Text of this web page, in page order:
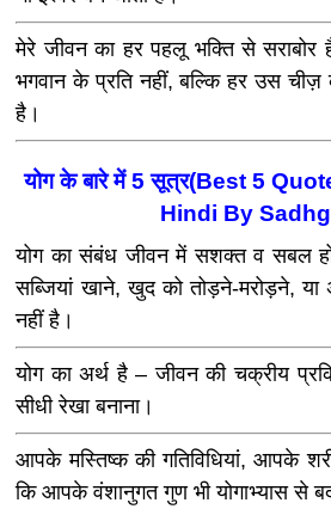
मेरे जीवन का हर पहलू भक्ति से
भगवान के प्रति नहीं, बल्कि हर उस
है।
योग के बारे में 5 सूत्र(Best 5
Hindi By
योग का संबंध जीवन में सशक्‍त व सबल
सब्जियां खाने, खुद को तोड़ने-मरोड़ने,
नहीं है।
योग का अर्थ है – जीवन की चक्रीय
सीधी रेखा बनाना।
आपके मस्तिष्क की गतिविधियां, आपके
कि आपके वंशानुगत गुण भी योगाभ्यास से